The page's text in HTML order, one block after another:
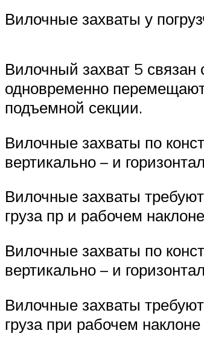
Вилочные захваты у
Вилочный захват 5
одновременно
подъемной секции.
Вилочные захваты по
вертикально – и
Вилочные захваты
груза пр и рабочем
Вилочные захваты по
вертикально – и
Вилочные захваты
груза при рабочем